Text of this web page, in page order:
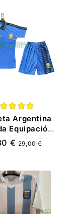
Argentina
Equipación
Niño Kit
€29,00 €